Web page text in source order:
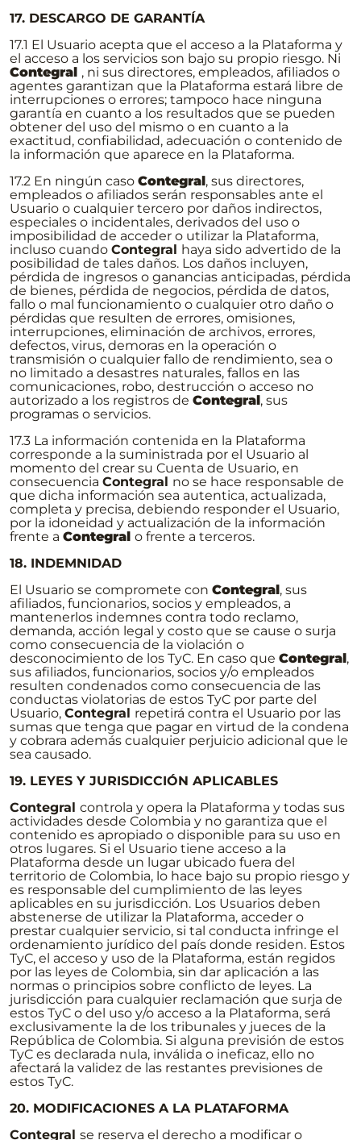
17. DESCARGO DE GARANTÍA
17.1 El Usuario acepta que el acceso a la Plataforma y
el acceso a los servicios son bajo su propio riesgo. Ni
Contegral , ni sus directores, empleados, afiliados o
agentes garantizan que la Plataforma estará libre de
interrupciones o errores; tampoco hace ninguna
garantía en cuanto a los resultados que se pueden
obtener del uso del mismo o en cuanto a la
exactitud, confiabilidad, adecuación o contenido de
la información que aparece en la Plataforma.
17.2 En ningún caso Contegral, sus directores,
empleados o afiliados serán responsables ante el
Usuario o cualquier tercero por daños indirectos,
especiales o incidentales, derivados del uso o
imposibilidad de acceder o utilizar la Plataforma,
incluso cuando Contegral haya sido advertido de la
posibilidad de tales daños. Los daños incluyen,
pérdida de ingresos o ganancias anticipadas, pérdida
de bienes, pérdida de negocios, pérdida de datos,
fallo o mal funcionamiento o cualquier otro daño o
pérdidas que resulten de errores, omisiones,
interrupciones, eliminación de archivos, errores,
defectos, virus, demoras en la operación o
transmisión o cualquier fallo de rendimiento, sea o
no limitado a desastres naturales, fallos en las
comunicaciones, robo, destrucción o acceso no
autorizado a los registros de Contegral, sus
programas o servicios.
17.3 La información contenida en la Plataforma
corresponde a la suministrada por el Usuario al
momento del crear su Cuenta de Usuario, en
consecuencia Contegral no se hace responsable de
que dicha información sea autentica, actualizada,
completa y precisa, debiendo responder el Usuario,
por la idoneidad y actualización de la información
frente a Contegral o frente a terceros.
18. INDEMNIDAD
El Usuario se compromete con Contegral, sus
afiliados, funcionarios, socios y empleados, a
mantenerlos indemnes contra todo reclamo,
demanda, acción legal y costo que se cause o surja
como consecuencia de la violación o
desconocimiento de los TyC. En caso que Contegral,
sus afiliados, funcionarios, socios y/o empleados
resulten condenados como consecuencia de las
conductas violatorias de estos TyC por parte del
Usuario, Contegral repetirá contra el Usuario por las
sumas que tenga que pagar en virtud de la condena
y cobrara además cualquier perjuicio adicional que le
sea causado.
19. LEYES Y JURISDICCIÓN APLICABLES
Contegral controla y opera la Plataforma y todas sus
actividades desde Colombia y no garantiza que el
contenido es apropiado o disponible para su uso en
otros lugares. Si el Usuario tiene acceso a la
Plataforma desde un lugar ubicado fuera del
territorio de Colombia, lo hace bajo su propio riesgo y
es responsable del cumplimiento de las leyes
aplicables en su jurisdicción. Los Usuarios deben
abstenerse de utilizar la Plataforma, acceder o
prestar cualquier servicio, si tal conducta infringe el
ordenamiento jurídico del país donde residen. Estos
TyC, el acceso y uso de la Plataforma, están regidos
por las leyes de Colombia, sin dar aplicación a las
normas o principios sobre conflicto de leyes. La
jurisdicción para cualquier reclamación que surja de
estos TyC o del uso y/o acceso a la Plataforma, será
exclusivamente la de los tribunales y jueces de la
República de Colombia. Si alguna previsión de estos
TyC es declarada nula, inválida o ineficaz, ello no
afectará la validez de las restantes previsiones de
estos TyC.
20. MODIFICACIONES A LA PLATAFORMA
Contegral se reserva el derecho a modificar o